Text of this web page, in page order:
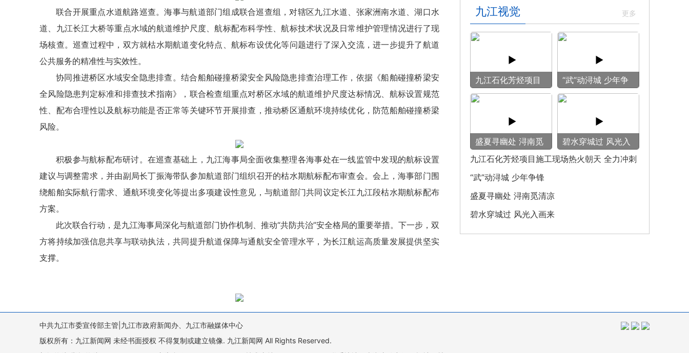
联合开展重点水道航路巡查。海事与航道部门组成联合巡查组，对辖区九江水道、张家洲南水道、湖口水
道、九江长江大桥等重点水域的航道维护尺度、航标配布科学性、航标技术状况及日常维护管理情况进行了现
场核查。巡查过程中，双方就枯水期航道变化特点、航标布设优化等问题进行了深入交流，进一步提升了航道
公共服务的精准性与实效性。
协同推进桥区水域安全隐患排查。结合船舶碰撞桥梁安全风险隐患排查治理工作，依据《船舶碰撞桥梁安
全风险隐患判定标准和排查技术指南》，联合检查组重点对桥区水域的航道维护尺度达标情况、航标设置规范
性、配布合理性以及航标功能是否正常等关键环节开展排查，推动桥区通航环境持续优化，防范船舶碰撞桥梁
风险。
积极参与航标配布研讨。在巡查基础上，九江海事局全面收集整理各海事处在一线监管中发现的航标设置
建议与调整需求，并由副局长丁振海带队参加航道部门组织召开的枯水期航标配布审查会。会上，海事部门围
绕船舶实际航行需求、通航环境变化等提出多项建设性意见，与航道部门共同议定长江九江段枯水期航标配布
方案。
此次联合行动，是九江海事局深化与航道部门协作机制、推动“共防共治”安全格局的重要举措。下一步，双
方将持续加强信息共享与联动执法，共同提升航道保障与通航安全管理水平，为长江航运高质量发展提供坚实
支撑。
九江视觉
九江石化芳烃项目
施工现场热火朝天
“武”动浔城 少年争
锋
盛夏寻幽处 浔南觅
清凉
碧水穿城过 风光入
画来
九江石化芳烃项目施工现场热火朝天 全力冲刺
建设节点
“武”动浔城 少年争锋
盛夏寻幽处 浔南觅清凉
碧水穿城过 风光入画来
中共九江市委宣传部主管|九江市政府新闻办、九江市融媒体中心
版权所有：九江新闻网 未经书面授权 不得复制或建立镜像. 九江新闻网 All Rights Reserved.